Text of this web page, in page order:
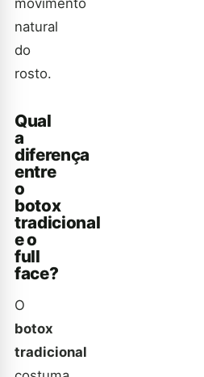
movimento
natural
do
rosto.
Qual
a
diferença
entre
o
botox
tradicional
e o
full
face?
O
botox
tradicional